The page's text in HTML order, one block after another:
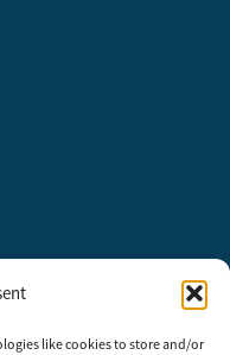
like cookies to store and/or